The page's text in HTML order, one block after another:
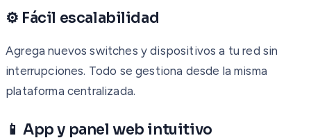
⚙️ Fácil escalabilidad
Agrega nuevos switches y dispositivos a tu red sin
interrupciones. Todo se gestiona desde la misma
plataforma centralizada.
📱 App y panel web intuitivo